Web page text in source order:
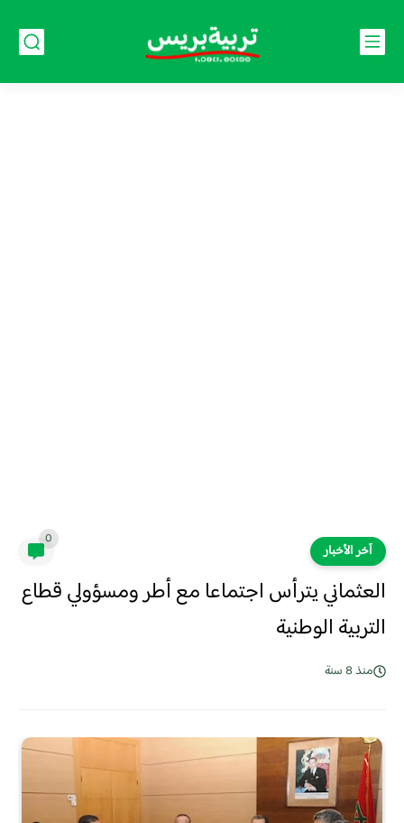
آخر الأخبار
0
العثماني يترأس اجتماعا مع أطر ومسؤولي قطاع
التربية الوطنية
منذ 8 سنة